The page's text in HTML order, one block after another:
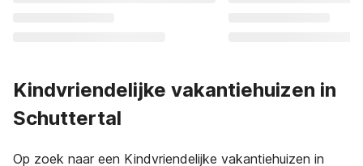
Kindvriendelijke vakantiehuizen in
Schuttertal
Op zoek naar een Kindvriendelijke vakantiehuizen in